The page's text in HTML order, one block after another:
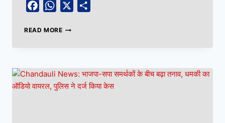
FacebookWhatsApp
READ MORE